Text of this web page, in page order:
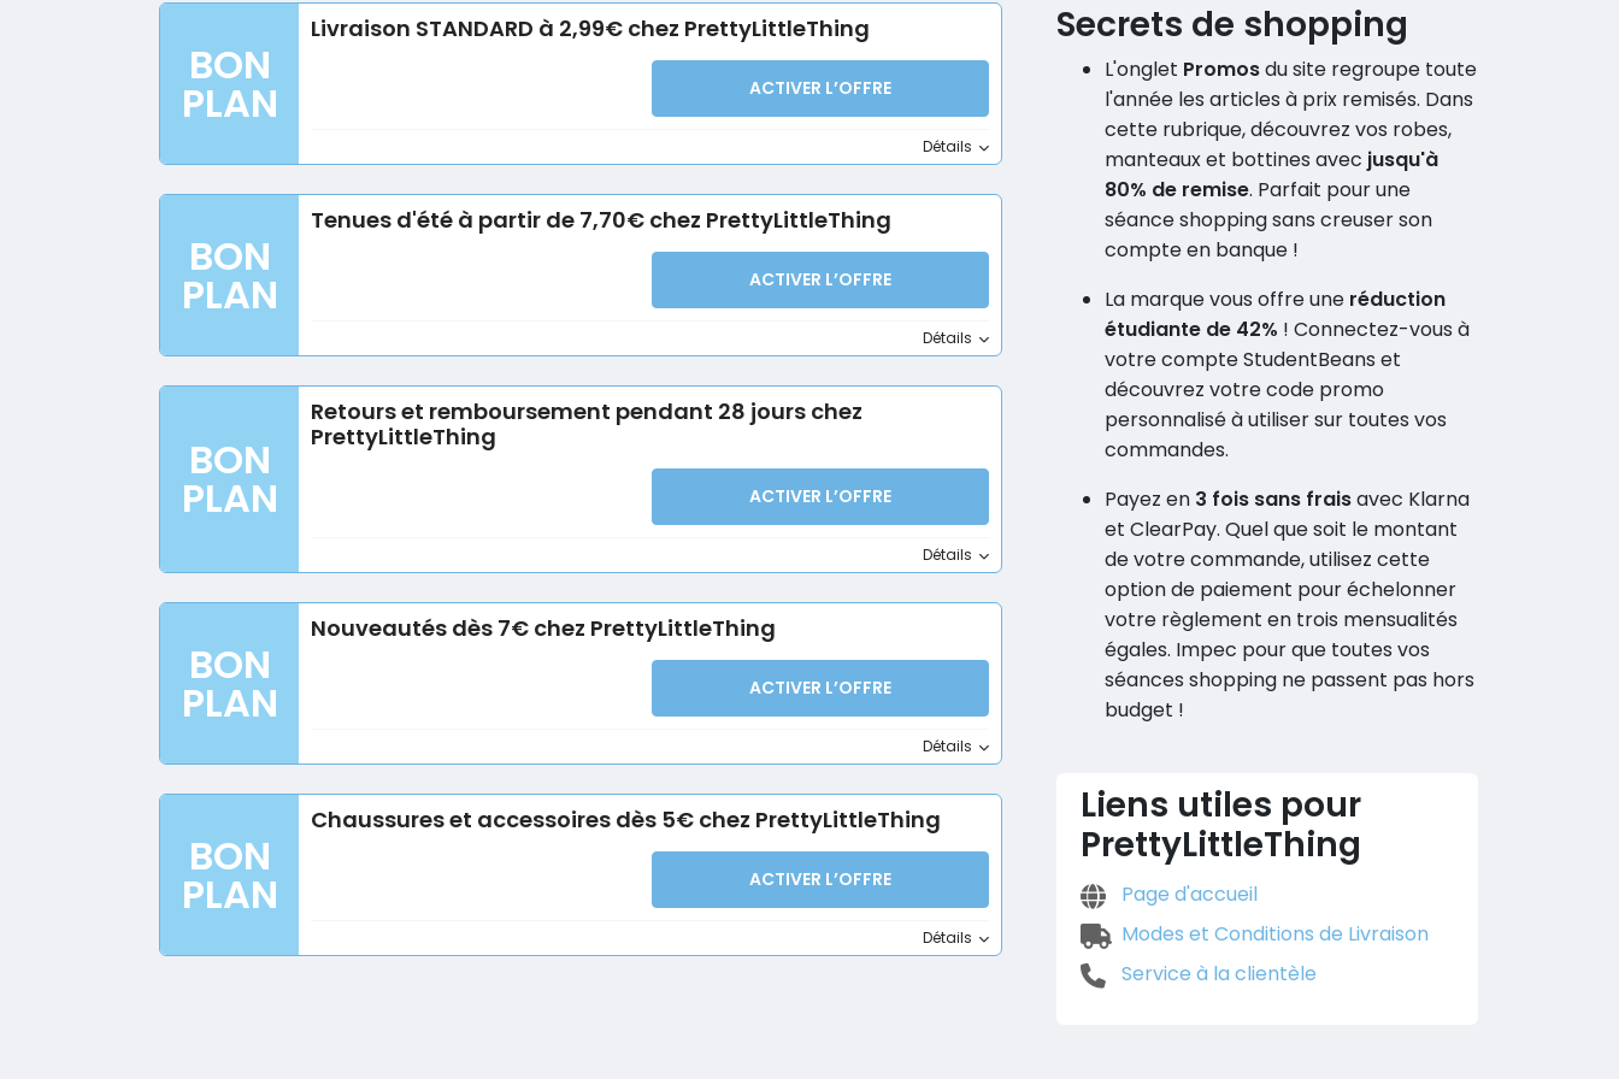
BON
PLAN
Livraison STANDARD à 2,99€ chez PrettyLittleThing
ACTIVER L’OFFRE
Détails
BON
PLAN
Tenues d'été à partir de 7,70€ chez PrettyLittleThing
ACTIVER L’OFFRE
Détails
BON
PLAN
Retours et remboursement pendant 28 jours chez
PrettyLittleThing
ACTIVER L’OFFRE
Détails
BON
PLAN
Nouveautés dès 7€ chez PrettyLittleThing
ACTIVER L’OFFRE
Détails
BON
PLAN
Chaussures et accessoires dès 5€ chez PrettyLittleThing
ACTIVER L’OFFRE
Détails
Secrets de shopping
L'onglet Promosdu site regroupe toute
l'année les articles à prix remisés. Dans
cette rubrique, découvrez vos robes,
manteaux et bottines avec jusqu'à
80% de remise. Parfait pour une
séance shopping sans creuser son
compte en banque !
La marque vous offre une réduction
étudiante de 42% ! Connectez-vous à
votre compte StudentBeans et
découvrez votre code promo
personnalisé à utiliser sur toutes vos
commandes.
Payez en 3 fois sans fraisavec Klarna
et ClearPay. Quel que soit le montant
de votre commande, utilisez cette
option de paiement pour échelonner
votre règlement en trois mensualités
égales. Impec pour que toutes vos
séances shopping ne passent pas hors
budget !
Liens utiles pour
PrettyLittleThing
Page d'accueil
Modes et Conditions de Livraison
Service à la clientèle